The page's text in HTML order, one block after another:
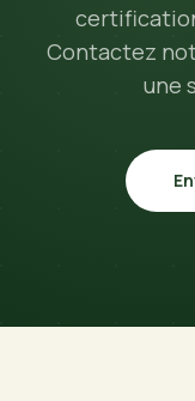
Contactez
une